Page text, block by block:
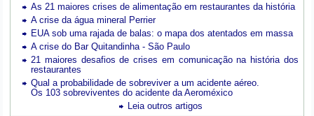
As 21 maiores crises de alimentação em restaurantes da história
A crise da água mineral Perrier
EUA sob uma rajada de balas: o mapa dos atentados em massa
A crise do Bar Quitandinha - São Paulo
21 maiores desafios de crises em comunicação na história dos
restaurantes
Qual a probabilidade de sobreviver a um acidente aéreo.
Os 103 sobreviventes do acidente da Aeroméxico
Leia outros artigos